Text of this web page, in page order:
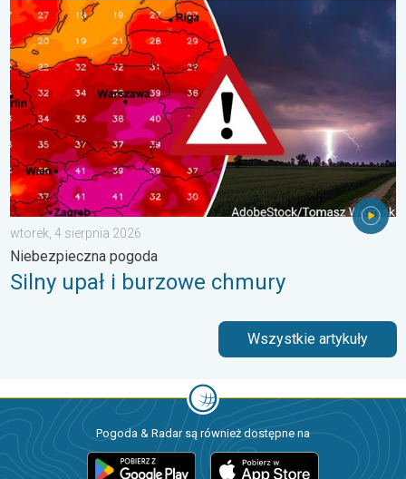
Silny upał i burzowe chmury. Niebezpieczna pogoda. . .
wtorek, 4 sierpnia 2026
Niebezpieczna pogoda
Silny upał i burzowe chmury
Wszystkie artykuły
Pogoda & Radar są również dostępne na